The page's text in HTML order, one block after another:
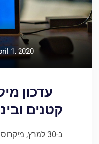
1, 2020
עדכון
קטנים
ב-30 למרץ,